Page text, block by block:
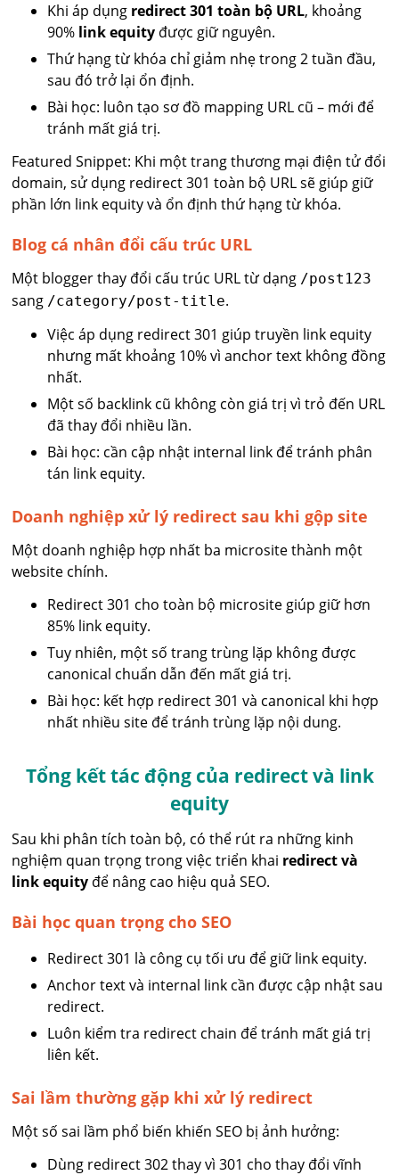
Khi áp dụng redirect 301 toàn bộ URL, khoảng
90% link equity được giữ nguyên.
Thứ hạng từ khóa chỉ giảm nhẹ trong 2 tuần đầu,
sau đó trở lại ổn định.
Bài học: luôn tạo sơ đồ mapping URL cũ – mới để
tránh mất giá trị.
Featured Snippet: Khi một trang thương mại điện tử đổi
domain, sử dụng redirect 301 toàn bộ URL sẽ giúp giữ
phần lớn link equity và ổn định thứ hạng từ khóa.
Blog cá nhân đổi cấu trúc URL
Một blogger thay đổi cấu trúc URL từ dạng /post123
sang /category/post-title.
Việc áp dụng redirect 301 giúp truyền link equity
nhưng mất khoảng 10% vì anchor text không đồng
nhất.
Một số backlink cũ không còn giá trị vì trỏ đến URL
đã thay đổi nhiều lần.
Bài học: cần cập nhật internal link để tránh phân
tán link equity.
Doanh nghiệp xử lý redirect sau khi gộp site
Một doanh nghiệp hợp nhất ba microsite thành một
website chính.
Redirect 301 cho toàn bộ microsite giúp giữ hơn
85% link equity.
Tuy nhiên, một số trang trùng lặp không được
canonical chuẩn dẫn đến mất giá trị.
Bài học: kết hợp redirect 301 và canonical khi hợp
nhất nhiều site để tránh trùng lặp nội dung.
Tổng kết tác động của redirect và link
equity
Sau khi phân tích toàn bộ, có thể rút ra những kinh
nghiệm quan trọng trong việc triển khai redirect và
link equity để nâng cao hiệu quả SEO.
Bài học quan trọng cho SEO
Redirect 301 là công cụ tối ưu để giữ link equity.
Anchor text và internal link cần được cập nhật sau
redirect.
Luôn kiểm tra redirect chain để tránh mất giá trị
liên kết.
Sai lầm thường gặp khi xử lý redirect
Một số sai lầm phổ biến khiến SEO bị ảnh hưởng:
Dùng redirect 302 thay vì 301 cho thay đổi vĩnh